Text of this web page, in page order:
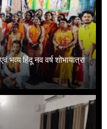
भव्य हिंदू नव वर्ष शोभायात्रा